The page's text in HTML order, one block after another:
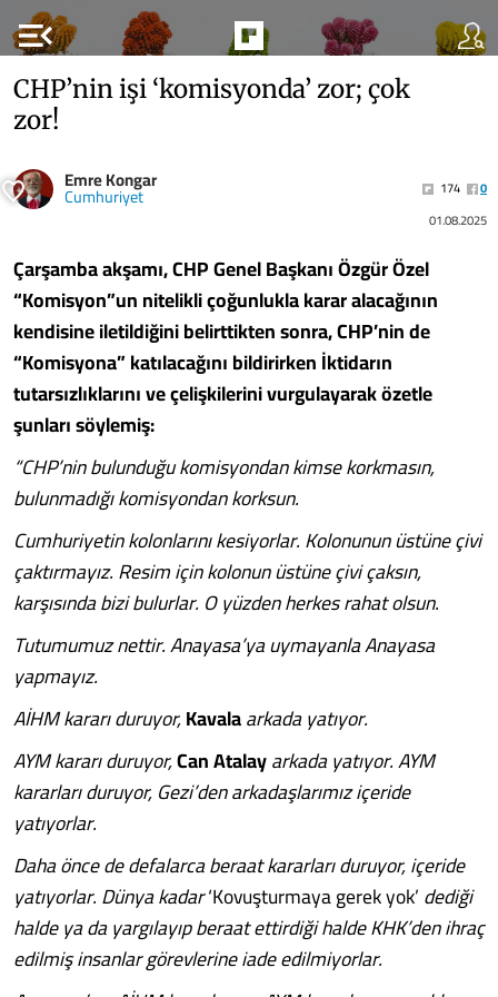
menu_open
CHP’nin işi ‘komisyonda’ zor; çok
zor!
Emre Kongar
Cumhuriyet 174
0
01.08.2025
Çarşamba akşamı, CHP Genel Başkanı Özgür Özel
“Komisyon”un nitelikli çoğunlukla karar alacağının
kendisine iletildiğini belirttikten sonra, CHP’nin de
“Komisyona” katılacağını bildirirken İktidarın
tutarsızlıklarını ve çelişkilerini vurgulayarak özetle
şunları söylemiş:
“CHP’nin bulunduğu komisyondan kimse korkmasın,
bulunmadığı komisyondan korksun.
Cumhuriyetin kolonlarını kesiyorlar. Kolonunun üstüne çivi
çaktırmayız. Resim için kolonun üstüne çivi çaksın,
karşısında bizi bulurlar. O yüzden herkes rahat olsun.
Tutumumuz nettir. Anayasa’ya uymayanla Anayasa
yapmayız.
AİHM kararı duruyor,Kavalaarkada yatıyor.
AYM kararı duruyor,Can Atalayarkada yatıyor. AYM
kararları duruyor, Gezi’den arkadaşlarımız içeride
yatıyorlar.
Daha önce de defalarca beraat kararları duruyor, içeride
yatıyorlar. Dünya kadar‘Kovuşturmaya gerek yok’dediği
halde ya da yargılayıp beraat ettirdiği halde KHK’den ihraç
edilmiş insanlar görevlerine iade edilmiyorlar.